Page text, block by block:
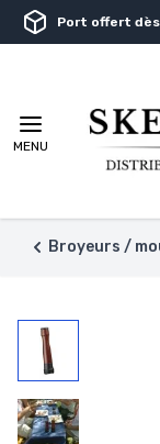
Aller au contenu
Port offert
MENU
Broyeurs /